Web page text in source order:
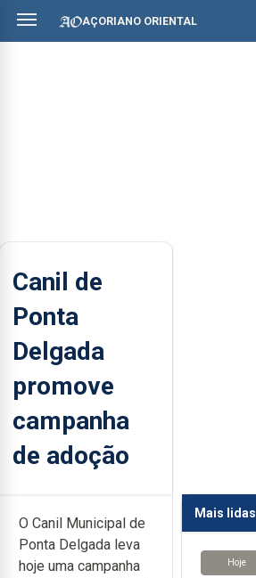
AÇORIANO ORIENTAL
Canil de
Ponta
Delgada
promove
campanha
de adoção
O Canil Municipal de
Ponta Delgada leva
hoje uma campanha
Mais lidas
Hoje